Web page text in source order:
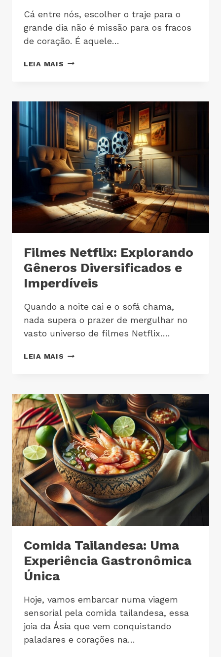
Cá entre nós, escolher o traje para o
grande dia não é missão para os fracos
de coração. É aquele…
LEIA MAIS
Filmes Netflix: Explorando
Gêneros Diversificados e
Imperdíveis
Quando a noite cai e o sofá chama,
nada supera o prazer de mergulhar no
vasto universo de filmes Netflix….
LEIA MAIS
Comida Tailandesa: Uma
Experiência Gastronômica
Única
Hoje, vamos embarcar numa viagem
sensorial pela comida tailandesa, essa
joia da Ásia que vem conquistando
paladares e corações na…